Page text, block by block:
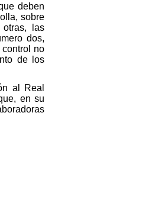
deben
sobre
otras, las
dos,
no
de los
al Real
en su